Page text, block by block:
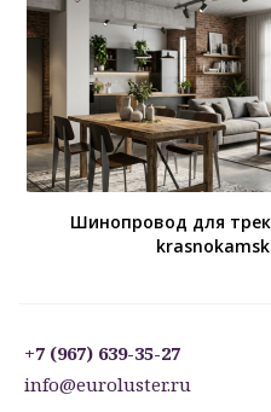
Шинопровод для
+7 (967) 639-35-27
info@euroluster.ru